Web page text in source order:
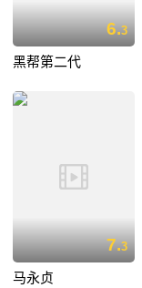
6.3
黑帮第二代
7.3
马永贞